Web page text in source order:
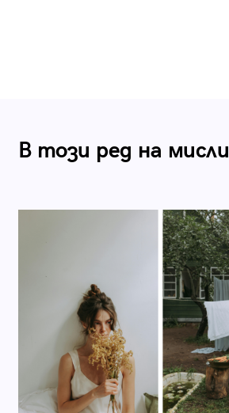
В този ред на мисли